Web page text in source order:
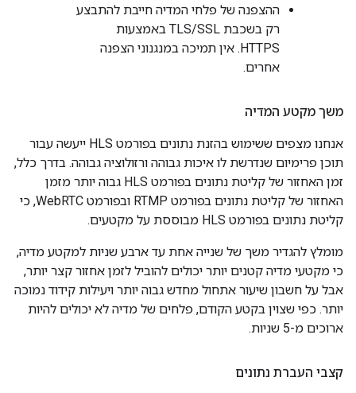
ההצפנה של פלחי המדיה חייבת להתבצע
רק בשכבת TLS/SSL באמצעות
HTTPS. אין תמיכה במנגנוני הצפנה
אחרים.
משך מקטע המדיה
אנחנו מצפים ששימוש בהזנת נתונים בפורמט HLS ייעשה עבור
תוכן פרימיום שנדרשת לו איכות גבוהה ורזולוציה גבוהה. בדרך כלל,
זמן האחזור של קליטת נתונים בפורמט HLS גבוה יותר מזמן
האחזור של קליטת נתונים בפורמט RTMP ובפורמט WebRTC, כי
קליטת נתונים בפורמט HLS מבוססת על מקטעים.
מומלץ להגדיר משך של שנייה אחת עד ארבע שניות למקטע מדיה,
כי מקטעי מדיה קטנים יותר יכולים להוביל לזמן אחזור קצר יותר,
אבל על חשבון שיעור אתחול מחדש גבוה יותר ויעילות קידוד נמוכה
יותר. כפי שצוין בקטע הקודם, פלחים של מדיה לא יכולים להיות
ארוכים מ-5 שניות.
קצבי העברת נתונים